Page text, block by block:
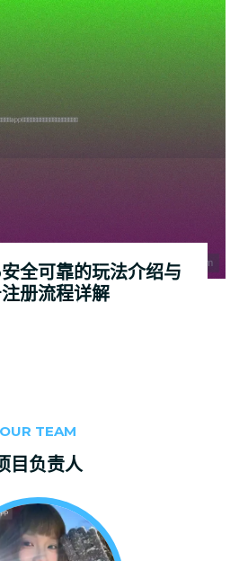
全可靠的玩法介绍与
册流程详解
OUR TEAM
目负责人